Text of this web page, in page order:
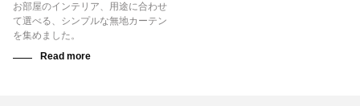
お部屋のインテリア、用途に合わせ
て選べる、シンプルな無地カーテン
を集めました。